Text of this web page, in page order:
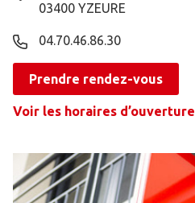
03400 YZEURE
04.70.46.86.30
Prendre rendez-vous
Voir les horaires d’ouverture